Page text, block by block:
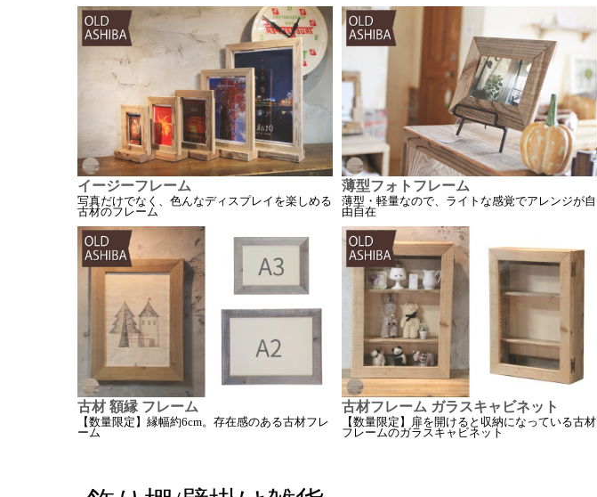
イージーフレーム
写真だけでなく、色んなディスプレイを楽しめる
古材のフレーム
薄型フォトフレーム
薄型・軽量なので、ライトな感覚でアレンジが自
由自在
古材 額縁 フレーム
【数量限定】縁幅約6cm。存在感のある古材フレ
ーム
古材フレーム ガラスキャビネット
【数量限定】扉を開けると収納になっている古材
フレームのガラスキャビネット